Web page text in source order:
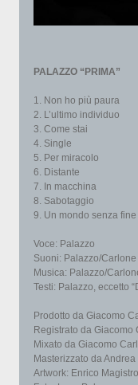
PALAZZO “PRIMA”
1. Non ho più paura
2. L’ultimo individuo
3. Come stai
4. Single
5. Per miracolo
6. Distante
7. In macchina
8. Sabotaggio
9. Un mondo senza fine
Voce: Palazzo
Suoni: Palazzo/Carlone
Musica: Palazzo/
Testi: Palazzo, eccetto
Prodotto da Giacomo
Registrato da Giacomo
Mixato da Giacomo
Masterizzato da
Artwork: Enrico Magistro